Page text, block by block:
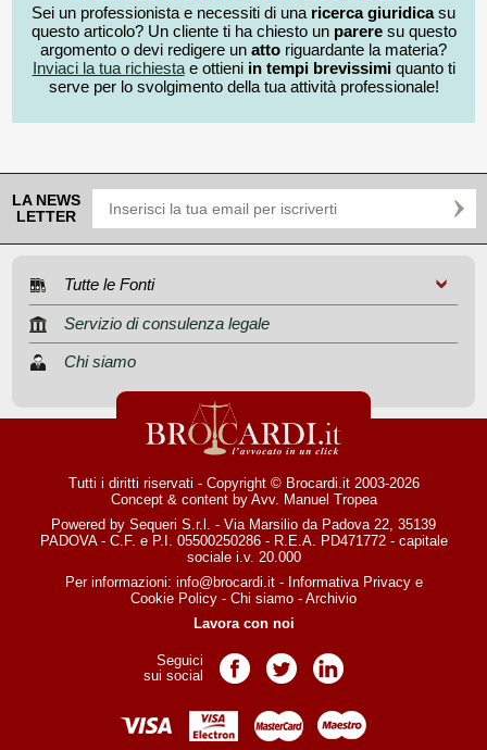
Sei un professionista e necessiti di una ricerca giuridicasu
questo articolo? Un cliente ti ha chiesto un pareresu questo
argomento o devi redigere un atto riguardante la materia?
Inviaci la tua richiestae ottieni in tempi brevissimiquanto ti
serve per lo svolgimento della tua attività professionale!
LA NEWS
LETTER
Tutte le Fonti
Servizio di consulenza legale
Chi siamo
Tutti i diritti riservati - Copyright © Brocardi.it 2003-2026
Concept & content by Avv. Manuel Tropea
Powered by Sequeri S.r.l. - Via Marsilio da Padova 22, 35139
PADOVA - C.F. e P.I. 05500250286 - R.E.A. PD471772 - capitale
sociale i.v. 20.000
Per informazioni: info@brocardi.it- Informativa Privacye
Cookie Policy - Chi siamo - Archivio
Lavora con noi
Seguici
sui social
Pagina Facebook
Pagina TwitterPagina LinkedIn